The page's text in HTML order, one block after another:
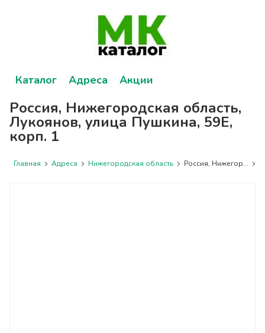
Каталог Адреса Акции
Россия, Нижегородская область,
Лукоянов, улица Пушкина, 59Е,
корп. 1
Главная Адреса Нижегородская область Россия, Нижегор...